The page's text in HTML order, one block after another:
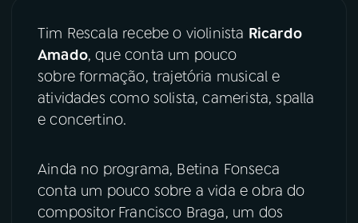
YouTube Facebook
Instagram
Tim Rescala recebe o violinista Ricardo
Amado, que conta um pouco
sobre formação, trajetória musical e
atividades como solista, camerista, spalla
e concertino.
Ainda no programa, Betina Fonseca
conta um pouco sobre a vida e obra do
compositor Francisco Braga, um dos